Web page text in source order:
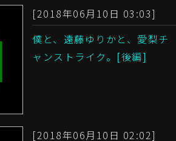
[2018年06月10日 03:03]
僕と、遠藤ゆりかと、愛梨チ
ャンストライク。[後編]
[2018年06月10日 02:02]